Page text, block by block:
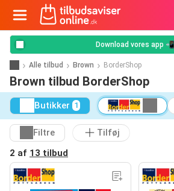
Download vores app 📲
Alle tilbud Brown BorderShop
Brown tilbud BorderShop
Butikker 1
Filtre
Tilføj
2 af 13 tilbud